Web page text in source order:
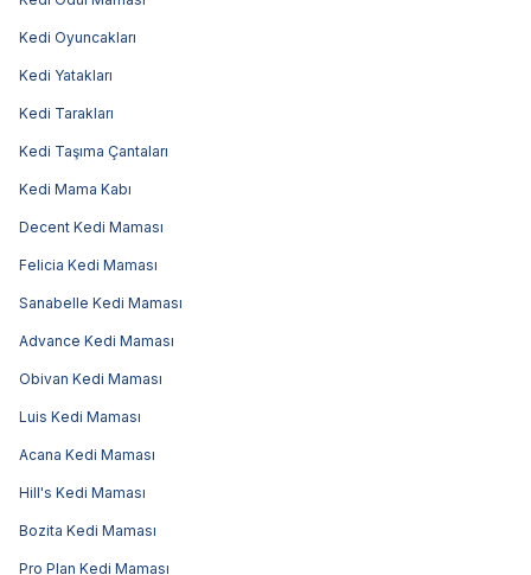
Kedi Oyuncakları
Kedi Yatakları
Kedi Tarakları
Kedi Taşıma Çantaları
Kedi Mama Kabı
Decent Kedi Maması
Felicia Kedi Maması
Sanabelle Kedi Maması
Advance Kedi Maması
Obivan Kedi Maması
Luis Kedi Maması
Acana Kedi Maması
Hill's Kedi Maması
Bozita Kedi Maması
Pro Plan Kedi Maması